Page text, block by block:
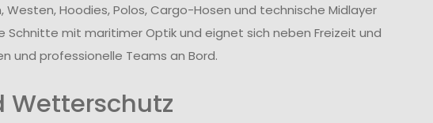
Hoodies, Polos, Cargo-Hosen und technische Midlayer
Schnitte mit maritimer Optik und eignet sich neben Freizeit und
und professionelle Teams an Bord.
Wetterschutz